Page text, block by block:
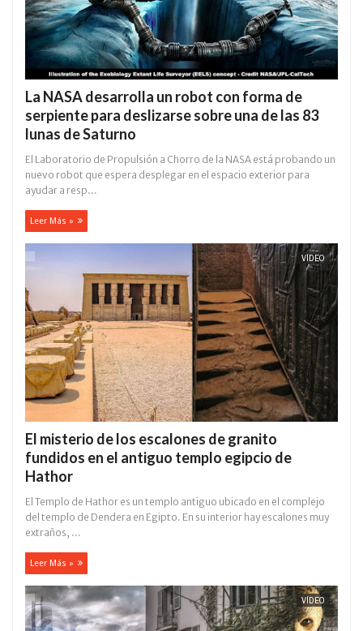
La NASA desarrolla un robot con forma de
serpiente para deslizarse sobre una de las 83
lunas de Saturno
El Laboratorio de Propulsión a Chorro de la NASA está probando un
nuevo robot que espera desplegar en el espacio exterior para
ayudar a resp...
Leer Más »
VÍDEO
El misterio de los escalones de granito
fundidos en el antiguo templo egipcio de
Hathor
El Templo de Hathor es un templo antiguo ubicado en el complejo
del templo de Dendera en Egipto. En su interior hay escalones muy
extraños, ...
Leer Más »
VÍDEO